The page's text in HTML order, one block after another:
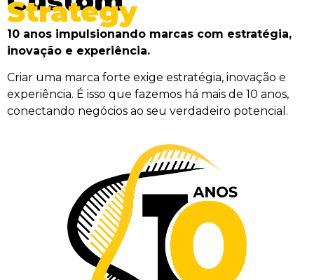
Strategy
10 anos impulsionando marcas com estratégia,
inovação e experiência.
Criar uma marca forte exige estratégia, inovação e
experiência. É isso que fazemos há mais de 10 anos,
conectando negócios ao seu verdadeiro potencial.